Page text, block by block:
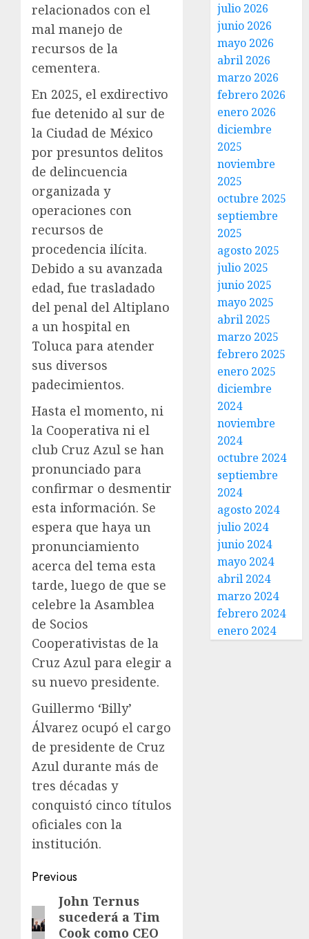
relacionados con el
mal manejo de
recursos de la
cementera.
En 2025, el exdirectivo
fue detenido al sur de
la Ciudad de México
por presuntos delitos
de delincuencia
organizada y
operaciones con
recursos de
procedencia ilícita.
Debido a su avanzada
edad, fue trasladado
del penal del Altiplano
a un hospital en
Toluca para atender
sus diversos
padecimientos.
Hasta el momento, ni
la Cooperativa ni el
club Cruz Azul se han
pronunciado para
confirmar o desmentir
esta información. Se
espera que haya un
pronunciamiento
acerca del tema esta
tarde, luego de que se
celebre la Asamblea
de Socios
Cooperativistas de la
Cruz Azul para elegir a
su nuevo presidente.
Guillermo ‘Billy’
Álvarez ocupó el cargo
de presidente de Cruz
Azul durante más de
tres décadas y
conquistó cinco títulos
oficiales con la
institución.
Previous
John Ternus
sucederá a Tim
Cook como CEO
julio 2026
junio 2026
mayo 2026
abril 2026
marzo 2026
febrero 2026
enero 2026
diciembre
2025
noviembre
2025
octubre 2025
septiembre
2025
agosto 2025
julio 2025
junio 2025
mayo 2025
abril 2025
marzo 2025
febrero 2025
enero 2025
diciembre
2024
noviembre
2024
octubre 2024
septiembre
2024
agosto 2024
julio 2024
junio 2024
mayo 2024
abril 2024
marzo 2024
febrero 2024
enero 2024